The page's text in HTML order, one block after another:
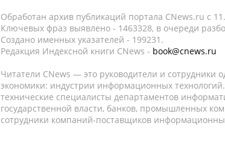
Обработан архив публикаций портала CNews.ru c
Ключевых фраз выявлено - 1463328, в очереди
Создано именных указателей - 199231.
Редакция Индексной книги CNews - book@cnews.ru
Читатели CNews — это руководители и сотрудники
экономики: индустрии информационных
технические специалисты департаментов
государственной власти, банков, промышленных
сотрудники компаний-поставщиков